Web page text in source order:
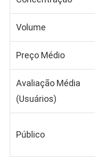
Volume
Preço Médio
Avaliação Média
(Usuários)
Público